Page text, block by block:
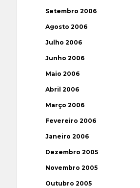
Setembro 2006
Agosto 2006
Julho 2006
Junho 2006
Maio 2006
Abril 2006
Março 2006
Fevereiro 2006
Janeiro 2006
Dezembro 2005
Novembro 2005
Outubro 2005